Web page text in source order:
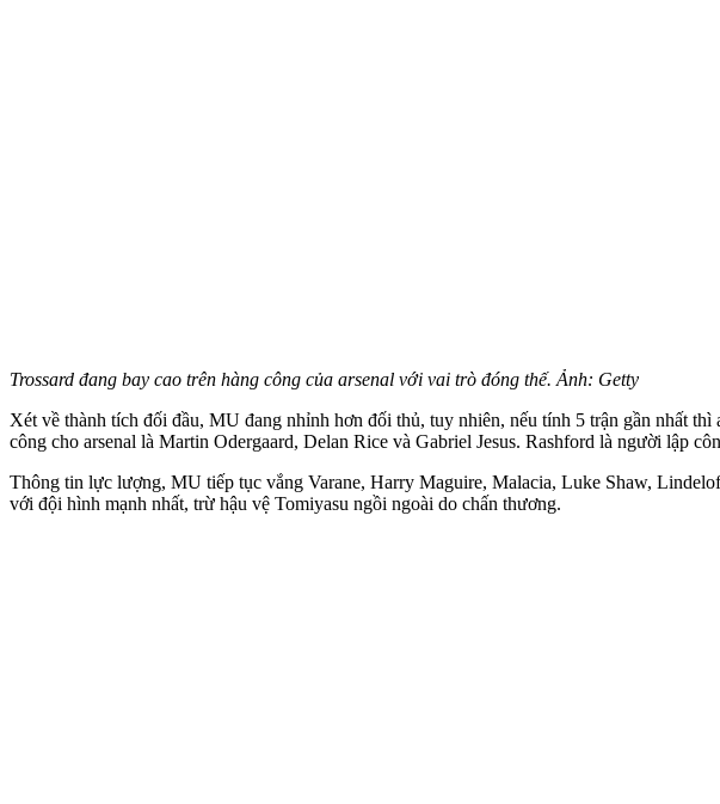
Trossard đang bay cao trên hàng công của ars‌enal với vai trò đóng thế. Ảnh: Getty
Xét về thành tích đối đầu, MU đang nhỉnh hơn đối thủ, tuy nhiên, nếu tính 5 trận gần nhất
công cho ars‌enal là Martin Odergaard, Delan Rice và Gabriel Jesus. Rashford là người lập
Thông tin lực lượng, MU tiếp tục vắng Varane, Harry Maguire, Malacia, Luke Shaw,
với đội hình mạnh nhất, trừ hậu vệ Tomiyasu ngồi ngoài do chấn thương.